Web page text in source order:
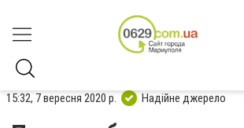
15:32, 7 вересня 2020 р. Надійне джерело